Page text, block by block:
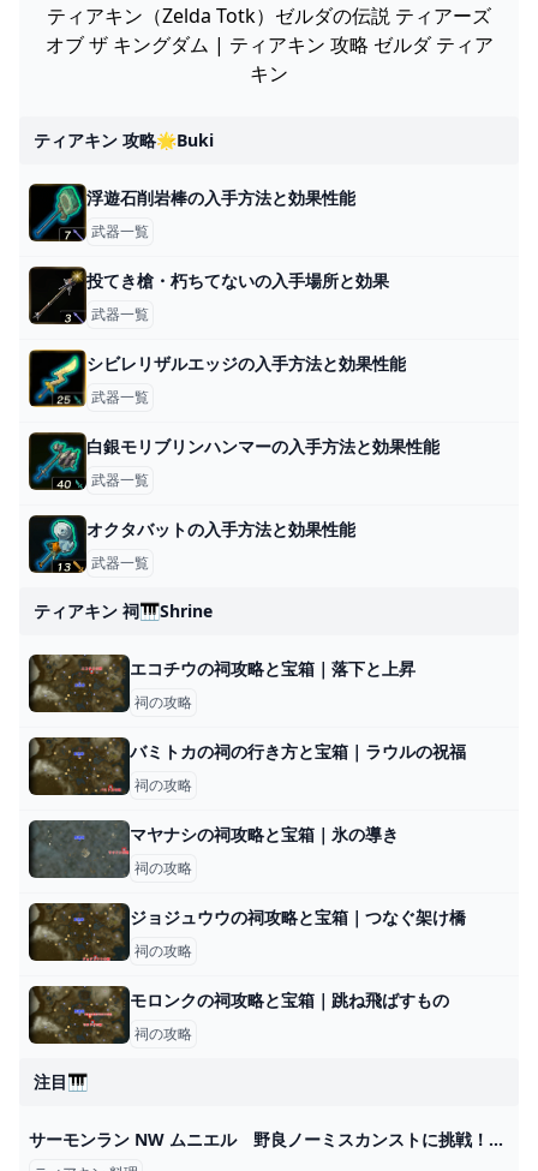
ティアキン（Zelda Totk）ゼルダの伝説 ティアーズ
オブ ザ キングダム | ティアキン 攻略 ゼルダ ティア
キン
ティアキン 攻略🌟buki
浮遊石削岩棒の入手方法と効果性能
武器一覧
投てき槍・朽ちてないの入手場所と効果
武器一覧
シビレリザルエッジの入手方法と効果性能
武器一覧
白銀モリブリンハンマーの入手方法と効果性能
武器一覧
オクタバットの入手方法と効果性能
武器一覧
ティアキン 祠🎹shrine
エコチウの祠攻略と宝箱｜落下と上昇
祠の攻略
バミトカの祠の行き方と宝箱｜ラウルの祝福
祠の攻略
マヤナシの祠攻略と宝箱｜氷の導き
祠の攻略
ジョジュウウの祠攻略と宝箱｜つなぐ架け橋
祠の攻略
モロンクの祠攻略と宝箱｜跳ね飛ばすもの
祠の攻略
注目🎹
サーモンラン NW ムニエル 野良ノーミスカンストに挑戦！！ スプラ - YouTube